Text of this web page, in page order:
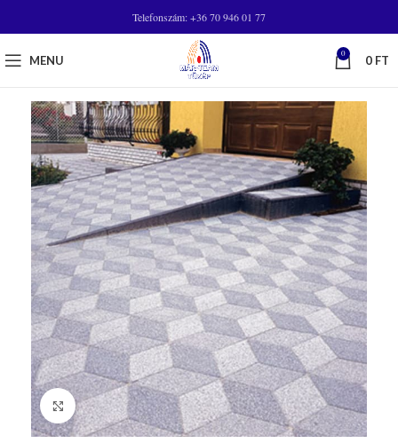
Telefonszám: +36 70 946 01 77
MENU 0 0 FT
Click to enlarge